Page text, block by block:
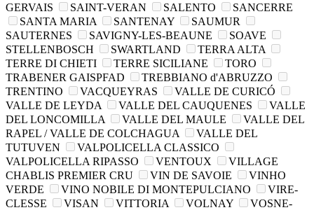
GERVAIS
SAINT-VERAN SALENTO
SANCERRE
SANTA MARIA
SANTENAY
SAUMUR
SAUTERNES
SAVIGNY-LES-BEAUNE
SOAVE
STELLENBOSCH
SWARTLAND
TERRA ALTA
TERRE DI CHIETI
TERRE SICILIANE
TORO
TRABENER GAISPFAD
TREBBIANO d'ABRUZZO
TRENTINO
VACQUEYRAS
VALLE DE CURICÓ
VALLE DE LEYDA
VALLE DEL CAUQUENES
VALLE
DEL LONCOMILLA
VALLE DEL MAULE
VALLE DEL
RAPEL / VALLE DE COLCHAGUA
VALLE DEL
TUTUVEN
VALPOLICELLA CLASSICO
VALPOLICELLA RIPASSO
VENTOUX
VILLAGE
CHABLIS PREMIER CRU
VIN DE SAVOIE
VINHO
VERDE
VINO NOBILE DI MONTEPULCIANO
VIRE-
CLESSE
VISAN VITTORIA VOLNAY
VOSNE-